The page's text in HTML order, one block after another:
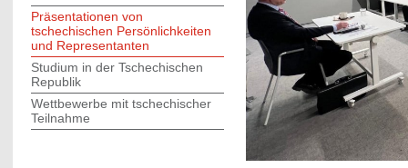
Präsentationen von
tschechischen Persönlichkeiten
und Representanten
Studium in der Tschechischen
Republik
Wettbewerbe mit tschechischer
Teilnahme